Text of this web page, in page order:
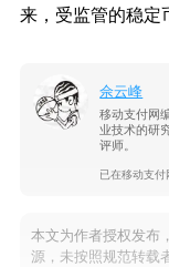
来，受监管的稳定
佘云峰
移动支付网
业技术的研
评师。
已在移动支
本文为作者授权发布
源，未按照规范转载